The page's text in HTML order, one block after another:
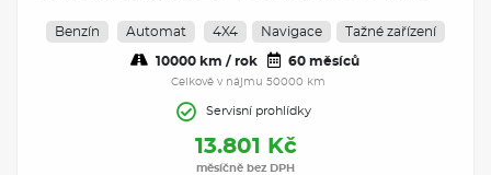
Benzín Automat 4X4 Navigace Tažné zařízení
10000 km / rok 60 měsíců
Celkově v nájmu 50000 km
Servisní prohlídky
13.801 Kč
měsíčně bez DPH